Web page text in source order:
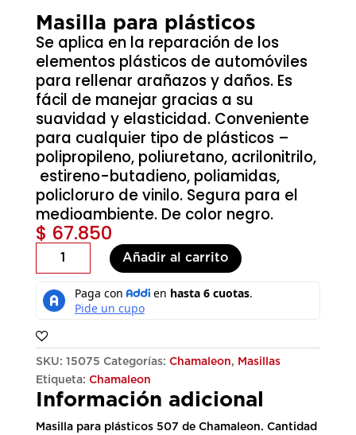
Masilla para plásticos
Se aplica en la reparación de los
elementos plásticos de automóviles
para rellenar arañazos y daños. Es
fácil de manejar gracias a su
suavidad y elasticidad. Conveniente
para cualquier tipo de plásticos –
polipropileno, poliuretano, acrilonitrilo,
estireno-butadieno, poliamidas,
policloruro de vinilo. Segura para el
medioambiente. De color negro.
$ 67.850
Masilla
plásticos
cantidad
Añadir al carrito
SKU: 15075 Categorías: Chamaleon, Masillas
Etiqueta: Chamaleon
Información adicional
Masilla para plásticos 507 de Chamaleon. Cantidad